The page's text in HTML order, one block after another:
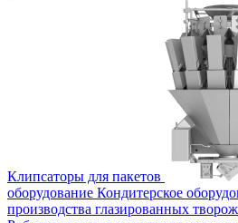
Клипсаторы для пакетов
оборудование Кондитерское
производства глазированных